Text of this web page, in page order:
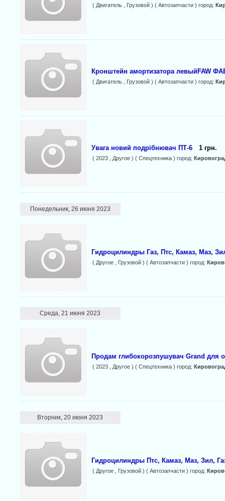
( Двигатель , Грузовой ) ( Автозапчасти ) город:
Кронштейн амортизатора левыйFAW
( Двигатель , Грузовой ) ( Автозапчасти ) город:
Увага новий подрібнювач ПТ-6 1 грн.
( 2023 , Другое ) ( Спецтехника ) город:
Понедельник, 26 июня 2023
Гидроцилиндры Газ, Птс, Камаз, Маз,
( Другое , Грузовой ) ( Автозапчасти ) город:
Среда, 21 июня 2023
Продам глибокорозпушувач Grand для
( 2023 , Другое ) ( Спецтехника ) город:
Вторник, 20 июня 2023
Гидроцилиндры Птс, Камаз, Маз, Зил,
( Другое , Грузовой ) ( Автозапчасти ) город: